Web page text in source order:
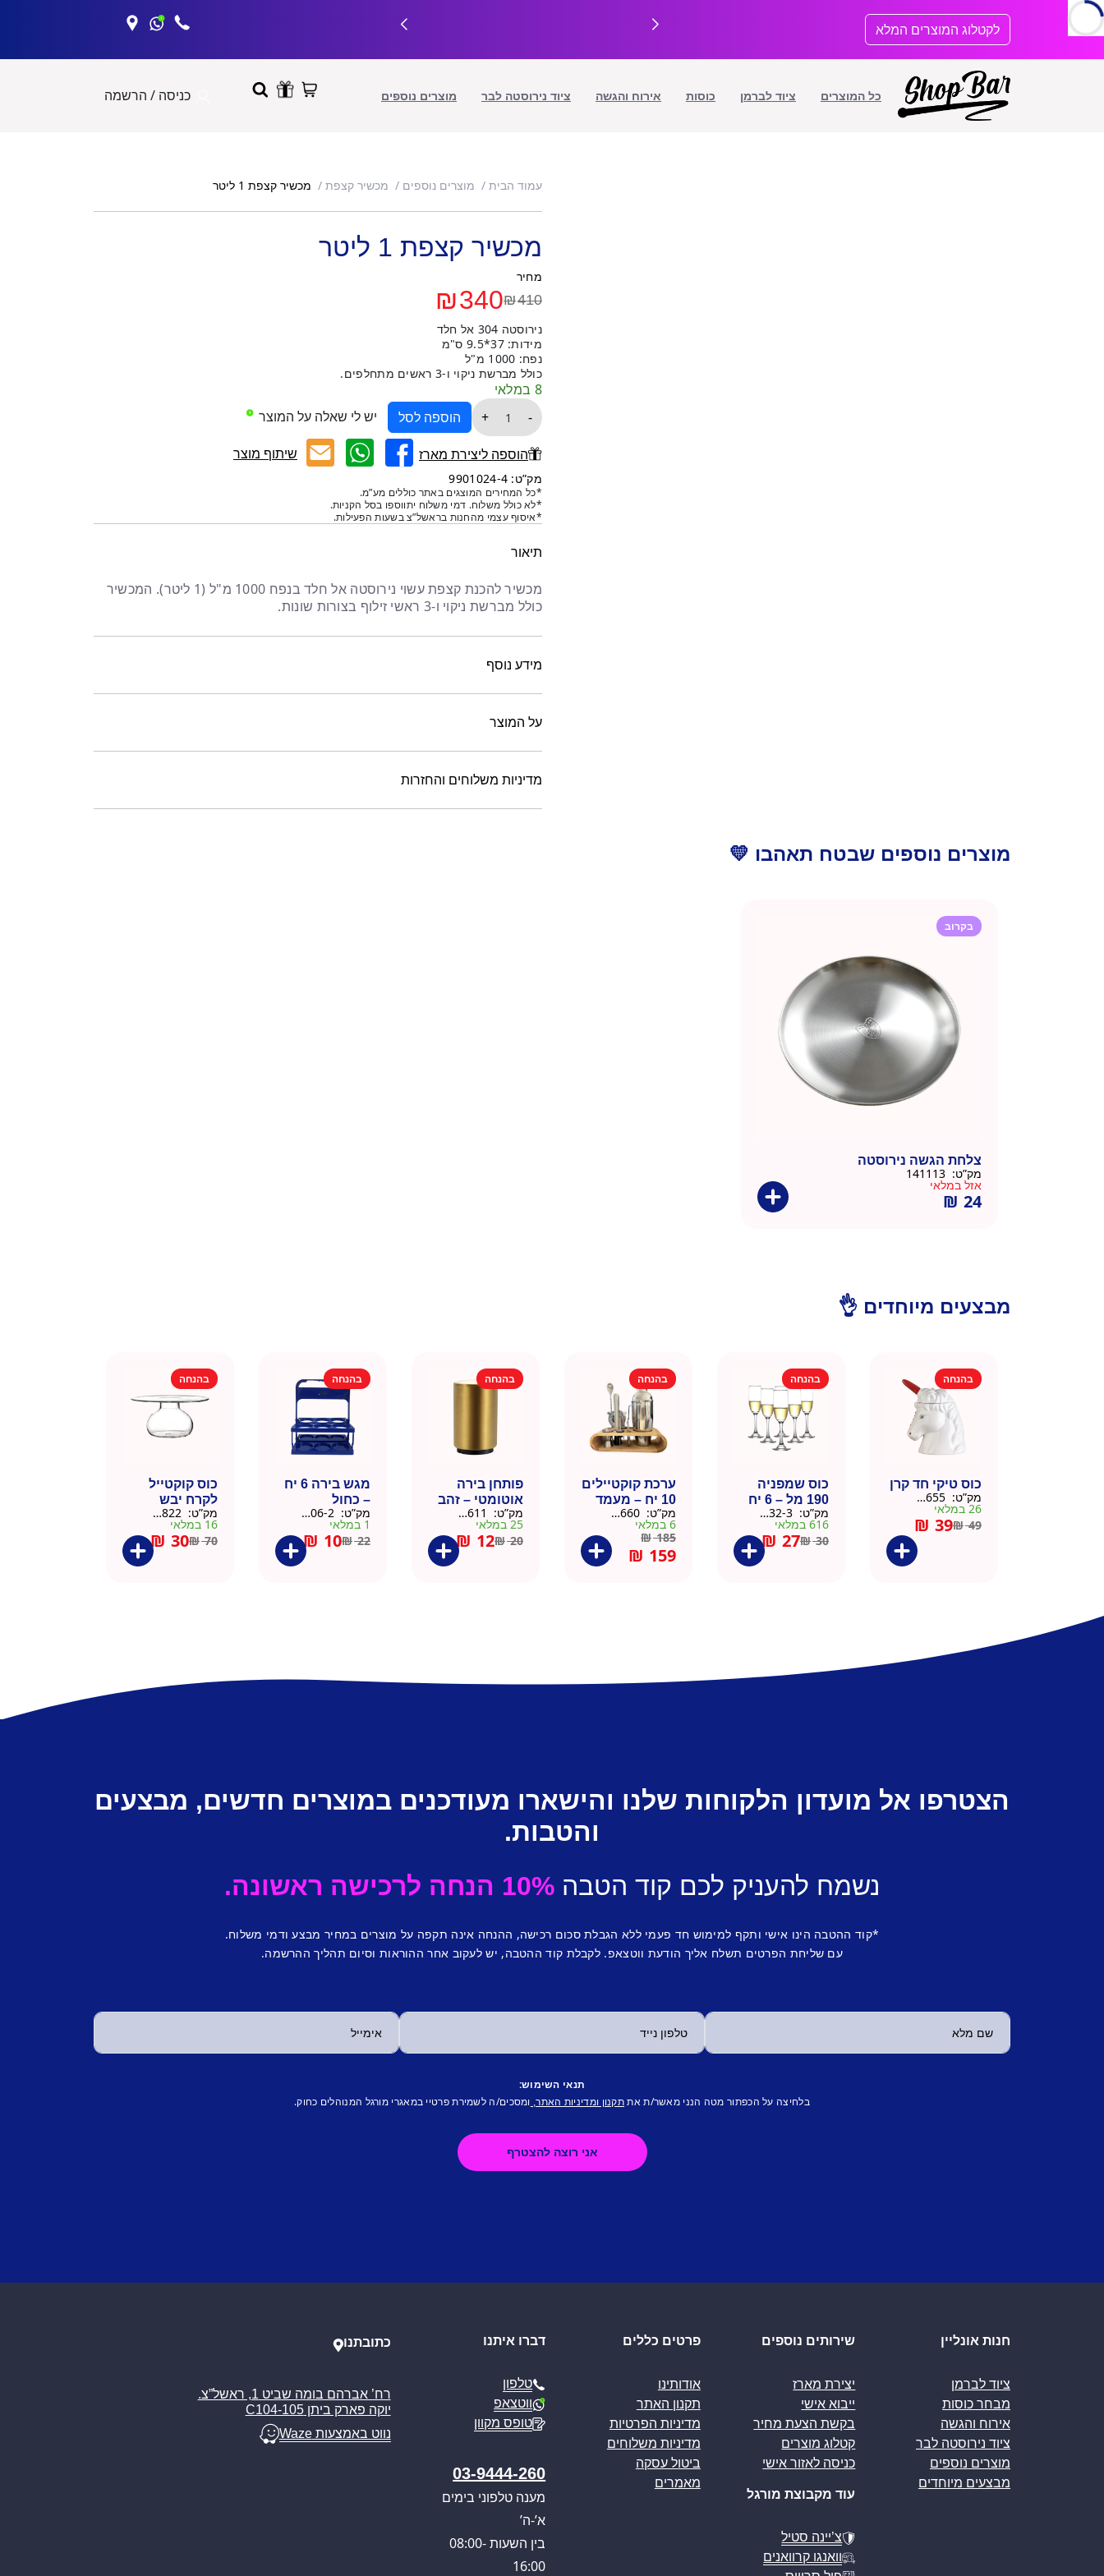
לתוכן
לקטלוג המוצרים המלא
כל המוצרים ציוד לברמן כוסות אירוח והגשה ציוד נירוסטה לבר מוצרים נוספים כניסה / הרשמה
עמוד הבית מוצרים נוספים מכשיר קצפת מכשיר קצפת 1 ליטר
מכשיר קצפת 1 ליטר
מחיר
₪410
המחיר
המקורי
היה:
₪410.
₪340
המחיר
הנוכחי
הוא:
₪340.
נירוסטה 304 אל חלד
מידות: 37*9.5 ס"מ
נפח: 1000 מ"ל
כולל מברשת ניקוי ו-3 ראשים מתחלפים.
8 במלאי
-
כמות
מכשיר
קצפת
1
ליטר
+ הוספה לסל יש לי שאלה על המוצר
הוספה ליצירת מארז שיתוף מוצר
מק”ט: 9901024-4
*כל המחירים המוצגים באתר כוללים מע”מ.
*לא כולל משלוח. דמי משלוח יתווספו בסל הקניות.
*איסוף עצמי מהחנות בראשל”צ בשעות הפעילות.
תיאור
מכשיר להכנת קצפת עשוי נירוסטה אל חלד בנפח 1000 מ"ל (1 ליטר). המכשיר
כולל מברשת ניקוי ו-3 ראשי זילוף בצורות שונות.
מידע נוסף
על המוצר
מדיניות משלוחים והחזרות
מוצרים נוספים שבטח תאהבו 💛
בקרוב
צלחת הגשה נירוסטה
מק”ט:
אזל במלאי
₪ 24
מבצעים מיוחדים 👌
בהנחה
כוס טיקי חד קרן
מק”ט:
26 במלאי
₪49
₪ 39
בהנחה
כוס שמפניה
190 מל – 6 יח
מק”ט:
616 במלאי
₪30
₪ 27
בהנחה
ערכת קוקטיילים
10 יח – מעמד
עץ
מק”ט:
6 במלאי
₪185
₪ 159
בהנחה
פותחן בירה
אוטומטי – זהב
מק”ט:
25 במלאי
₪20
₪ 12
בהנחה
מגש בירה 6 יח
– כחול
מק”ט:
1 במלאי
₪22
₪ 10
בהנחה
כוס קוקטייל
לקרח יבש
צלוחית 450 מל
מק”ט:
16 במלאי
₪70
₪ 30
הצטרפו אל מועדון הלקוחות שלנו והישארו מעודכנים במוצרים חדשים, מבצעים
והטבות.
נשמח להעניק לכם קוד הטבה 10% הנחה לרכישה ראשונה.
*קוד ההטבה הינו אישי ותקף למימוש חד פעמי ללא הגבלת סכום רכישה, ההנחה אינה תקפה על מוצרים במחיר מבצע ודמי משלוח.
עם שליחת הפרטים תשלח אליך הודעת ווטצאפ. לקבלת קוד ההטבה, יש לעקוב אחר ההוראות וסיום תהליך ההרשמה.
תנאי השימוש:
בלחיצה על הכפתור מטה הנני מאשר/ת את תקנון ומדיניות האתר, ומסכים/ה לשמירת פרטיי במאגרי מורגל המנוהלים כחוק.
חנות אונליין
ציוד לברמן
מבחר כוסות
אירוח והגשה
ציוד נירוסטה לבר
מוצרים נוספים
מבצעים מיוחדים
שירותים נוספים
יצירת מארז
ייבוא אישי
בקשת הצעת מחיר
קטלוג מוצרים
כניסה לאזור אישי
עוד מקבוצת מורגל
צ’יינה סטיל
וואנגו קרוואנים
פרטים כללים
אודותינו
תקנון האתר
מדיניות הפרטיות
מדיניות משלוחים
ביטול עסקה
מאמרים
דברו איתנו
טלפון
ווטצאפ
טופס מקוון
03-9444-260
מענה טלפוני בימים
א’-ה’
בין השעות 08:00-
16:00
כתובתנו
רח’ אברהם בומה שביט 1, ראשל”צ.
יוקה פארק ביתן C104-105
נווט באמצעות Waze